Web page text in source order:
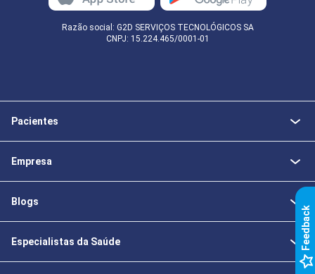
Razão social: G2D SERVIÇOS TECNOLÓGICOS SA
CNPJ: 15.224.465/0001-01
Pacientes
Empresa
Blogs
Especialistas da Saúde k